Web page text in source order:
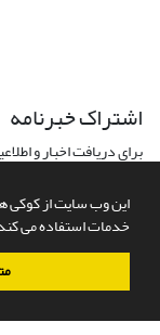
این وب سایت از کوکی
خدمات استفاده می
اشتراک خبرنامه
برای دریافت اخبار و
سامانه مدیریت